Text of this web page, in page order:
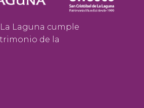
Laguna cumple
de la